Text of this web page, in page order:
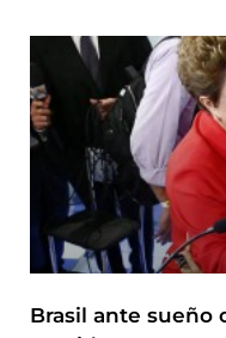
Brasil ante sueño